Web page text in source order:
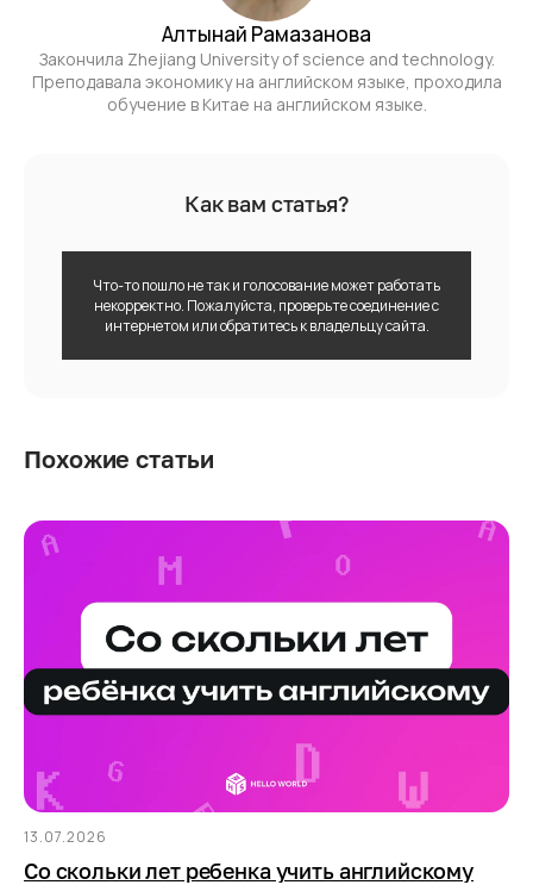
Алтынай Рамазанова
Закончила Zhejiang University of science and technology.
Преподавала экономику на английском языке, проходила
обучение в Китае на английском языке.
Как вам статья?
Что-то пошло не так и голосование может работать
некорректно. Пожалуйста, проверьте соединение с
интернетом или обратитесь к владельцу сайта.
Похожие статьи
13.07.2026
Со скольки лет ребенка учить английскому